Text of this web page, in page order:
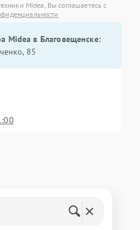
Midea, Вы соглашаетесь с
Midea в Благовещенске:
85